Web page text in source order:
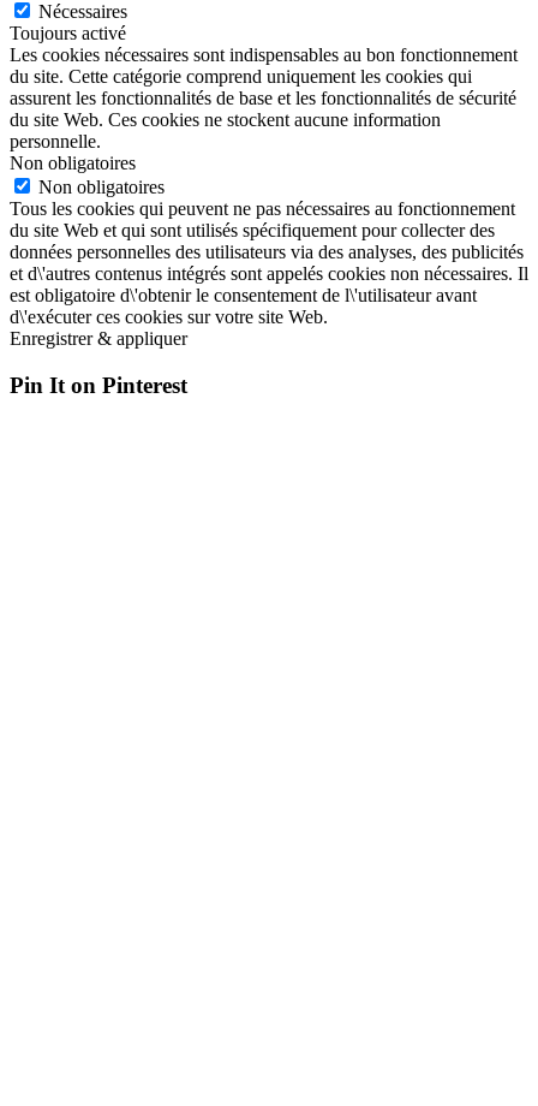
Nécessaires
Toujours activé
Les cookies nécessaires sont indispensables au bon fonctionnement
du site. Cette catégorie comprend uniquement les cookies qui
assurent les fonctionnalités de base et les fonctionnalités de sécurité
du site Web. Ces cookies ne stockent aucune information
personnelle.
Non obligatoires
Non obligatoires
Tous les cookies qui peuvent ne pas nécessaires au fonctionnement
du site Web et qui sont utilisés spécifiquement pour collecter des
données personnelles des utilisateurs via des analyses, des publicités
et d\'autres contenus intégrés sont appelés cookies non nécessaires. Il
est obligatoire d\'obtenir le consentement de l\'utilisateur avant
d\'exécuter ces cookies sur votre site Web.
Enregistrer & appliquer
Pin It on Pinterest